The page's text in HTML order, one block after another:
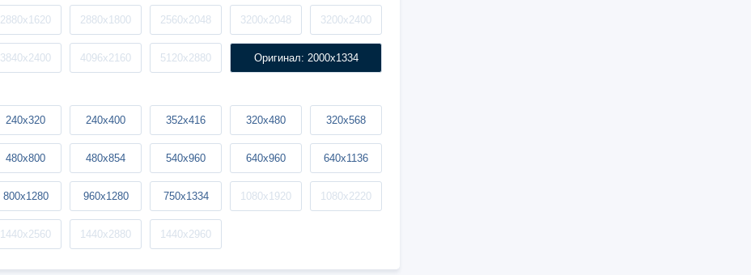
2880x1620 2880x1800 2560x2048 3200x2048 3200x2400
3840x2400 4096x2160 5120x2880 Оригинал: 2000x1334
240x320 240x400 352x416 320x480 320x568
480x800 480x854 540x960 640x960 640x1136
800x1280 960x1280 750x1334 1080x1920 1080x2220
1440x2560 1440x2880 1440x2960